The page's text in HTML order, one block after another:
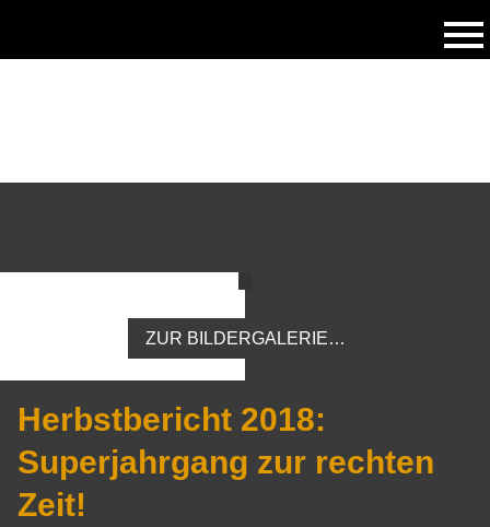
ZUR BILDERGALERIE…
Herbstbericht 2018:
Superjahrgang zur rechten
Zeit!